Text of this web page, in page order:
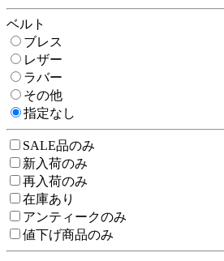
ベルト
ブレス
レザー
ラバー
その他
指定なし
SALE品のみ
新入荷のみ
再入荷のみ
在庫あり
アンティークのみ
値下げ商品のみ